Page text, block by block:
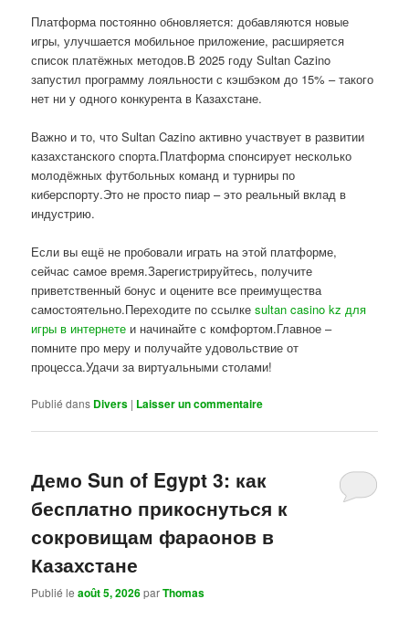
Платформа постоянно обновляется: добавляются новые
игры, улучшается мобильное приложение, расширяется
список платёжных методов.В 2025 году Sultan Cazino
запустил программу лояльности с кэшбэком до 15% – такого
нет ни у одного конкурента в Казахстане.
Важно и то, что Sultan Cazino активно участвует в развитии
казахстанского спорта.Платформа спонсирует несколько
молодёжных футбольных команд и турниры по
киберспорту.Это не просто пиар – это реальный вклад в
индустрию.
Если вы ещё не пробовали играть на этой платформе,
сейчас самое время.Зарегистрируйтесь, получите
приветственный бонус и оцените все преимущества
самостоятельно.Переходите по ссылкеsultan casino kz для
игры в интернете и начинайте с комфортом.Главное –
помните про меру и получайте удовольствие от
процесса.Удачи за виртуальными столами!
Publié dans Divers | Laisser un commentaire
Демо Sun of Egypt 3: как
бесплатно прикоснуться к
сокровищам фараонов в
Казахстане
Publié leaoût 5, 2026parThomas